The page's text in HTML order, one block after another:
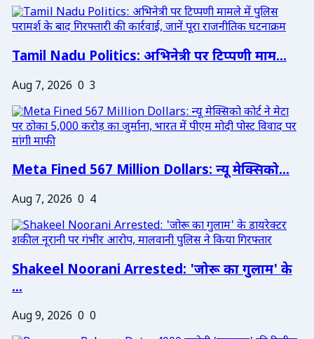
Tamil Nadu Politics: अभिनेत्री पर टिप्पणी माम...
Aug 7, 2026 0 3
Meta Fined 567 Million Dollars: न्यू मेक्सिको...
Aug 7, 2026 0 4
Shakeel Noorani Arrested: 'जोरू का गुलाम' के
...
Aug 9, 2026 0 0